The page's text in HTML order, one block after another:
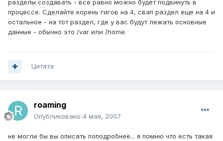
разделы создавать - все равно можно будет подвинуть в
процессе. Сделайте корень гигов на 4, свап раздел еще на 4 и
остальное - на тот раздел, где у вас будут лежать основные
данные - обычно это /var или /home.
Цитата
roaming
Опубликовано 4 мая, 2007
не могли бы вы описать поподробнее... я помню что есть такая